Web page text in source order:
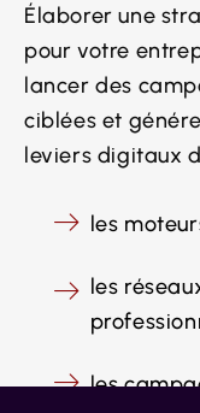
Élaborer une
pour votre
lancer des
ciblées et
leviers digitaux
les
les
les